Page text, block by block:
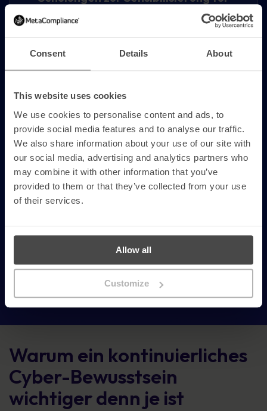
Consent Details About
This website uses cookies
We use cookies to personalise content and ads, to
provide social media features and to analyse our traffic.
We also share information about your use of our site with
our social media, advertising and analytics partners who
may combine it with other information that you’ve
provided to them or that they’ve collected from your use
of their services.
Allow all
Customize
Cybersicherheit, die auf eine globale
Belegschaft zugeschnitten waren
Besserer Einblick in die Anfälligkeit für
Phishing und das Engagement der
Mitarbeiter
Ein gesteigertes Bewusstsein für Risiken
im Zusammenhang mit künstlicher
Intelligenz, Datenschutz und neu
auftretenden Bedrohungen
Warum ein kontinuierliches
Cyber-Bewusstsein
wichtiger denn je ist